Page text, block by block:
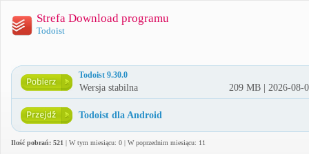
Strefa Download programu
Todoist
Todoist 9.30.0
Wersja stabilna 209 MB | 2026-08-
Todoist dla Android
Ilość pobrań: 521 | W tym miesiącu: 0 | W poprzednim miesiącu: 11